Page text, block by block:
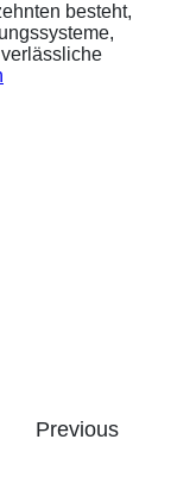
besteht,
Previous